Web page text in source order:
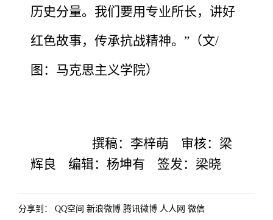
历史分量。我们要用专业所长，讲好
红色故事，传承抗战精神。 ” （文/
图：马克思主义学院）
撰稿：李梓萌
审核：梁
辉良
编辑：杨坤有 签发：梁晓
分享到： QQ空间 新浪微博 腾讯微博 人人网 微信